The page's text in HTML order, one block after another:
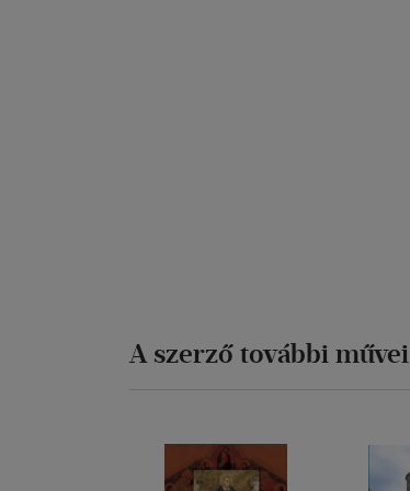
A szerző további művei